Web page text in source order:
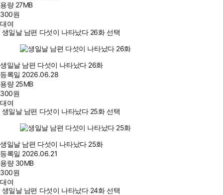
용량 27MB
300원
대여
생일날 남편 다섯이 나타났다 26화 선택
생일날 남편 다섯이 나타났다 26화
등록일 2026.06.28
용량 25MB
300원
대여
생일날 남편 다섯이 나타났다 25화 선택
생일날 남편 다섯이 나타났다 25화
등록일 2026.06.21
용량 30MB
300원
대여
생일날 남편 다섯이 나타났다 24화 선택